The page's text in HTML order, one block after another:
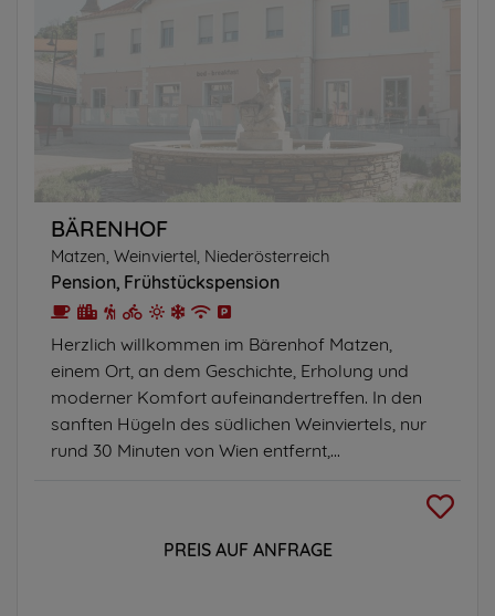
BÄRENHOF
Matzen, Weinviertel, Niederösterreich
Pension Frühstückspension
Herzlich willkommen im Bärenhof Matzen,
einem Ort, an dem Geschichte, Erholung und
moderner Komfort aufeinandertreffen. In den
sanften Hügeln des südlichen Weinviertels, nur
rund 30 Minuten von Wien entfernt,...
PREIS AUF ANFRAGE